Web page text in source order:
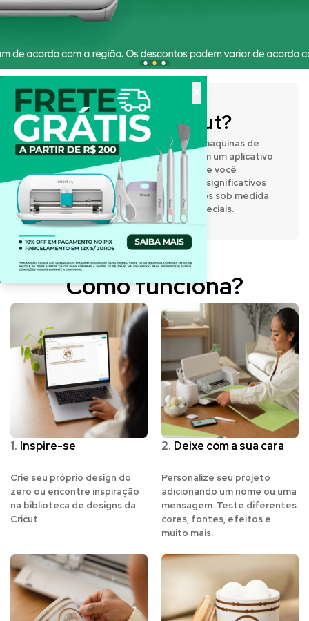
O que é a Cricut?
A Cricut® fabrica prensas térmicas e máquinas de
corte inteligentes que funcionam com um aplicativo
de design fácil de usar, permitindo que você
expresse sua criatividade e crie itens significativos
e personalizados. Desenvolva projetos sob medida
para o dia a dia e para momentos especiais.
Como funciona?
1. Inspire-se
Crie seu próprio design do
zero ou encontre inspiração
na biblioteca de designs da
Cricut.
2. Deixe com a sua cara
Personalize seu projeto
adicionando um nome ou uma
mensagem. Teste diferentes
cores, fontes, efeitos e
muito mais.